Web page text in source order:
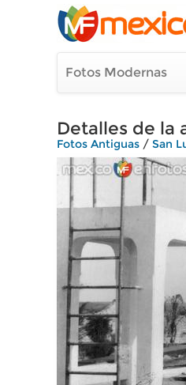
Fotos Modernas
Detalles de la
Fotos Antiguas / San